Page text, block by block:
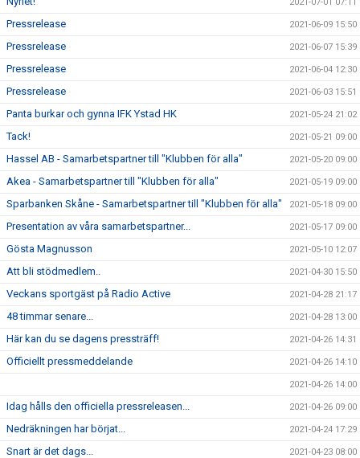
Pressrelease 2021-06-09 15:50
Pressrelease 2021-06-07 15:39
Pressrelease 2021-06-04 12:30
Pressrelease 2021-06-03 15:51
Panta burkar och gynna IFK Ystad HK 2021-05-24 21:02
Tack! 2021-05-21 09:00
Hassel AB - Samarbetspartner till "Klubben för alla" 2021-05-20 09:00
Akea - Samarbetspartner till "Klubben för alla" 2021-05-19 09:00
Sparbanken Skåne - Samarbetspartner till "Klubben för alla" 2021-05-18 09:00
Presentation av våra samarbetspartner... 2021-05-17 09:00
Gösta Magnusson 2021-05-10 12:07
Att bli stödmedlem.. 2021-04-30 15:50
Veckans sportgäst på Radio Active 2021-04-28 21:17
48 timmar senare... 2021-04-28 13:00
Här kan du se dagens pressträff! 2021-04-26 14:31
Officiellt pressmeddelande 2021-04-26 14:10
2021-04-26 14:00
Idag hålls den officiella pressreleasen... 2021-04-26 09:00
Nedräkningen har börjat... 2021-04-24 17:29
Snart är det dags... 2021-04-23 08:00